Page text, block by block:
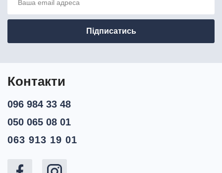
Контакти
096 984 33 48
050 065 08 01
063 913 19 01